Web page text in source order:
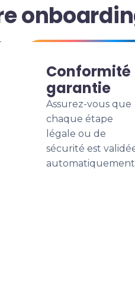
Conformité
garantie
Assurez-vous que
chaque étape
légale ou de
sécurité est